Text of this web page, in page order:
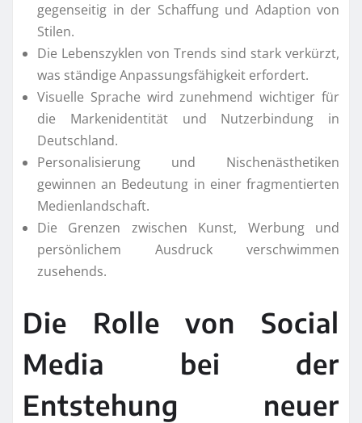
gegenseitig in der Schaffung und Adaption von
Stilen.
Die Lebenszyklen von Trends sind stark verkürzt,
was ständige Anpassungsfähigkeit erfordert.
Visuelle Sprache wird zunehmend wichtiger für
die Markenidentität und Nutzerbindung in
Deutschland.
Personalisierung und Nischenästhetiken
gewinnen an Bedeutung in einer fragmentierten
Medienlandschaft.
Die Grenzen zwischen Kunst, Werbung und
persönlichem Ausdruck verschwimmen
zusehends.
Die Rolle von Social
Media bei der
Entstehung neuer